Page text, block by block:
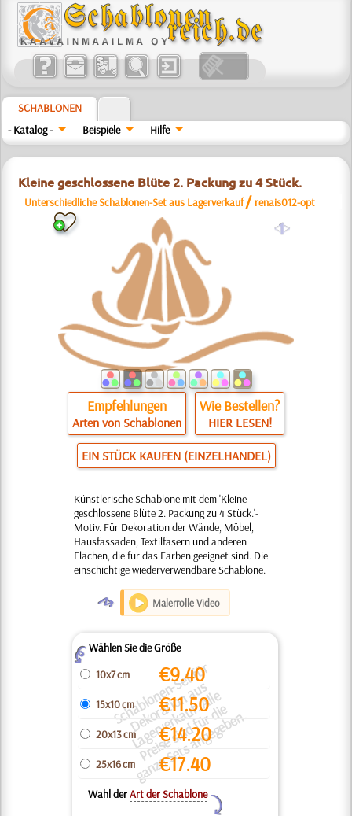
SCHABLONEN
- Katalog -
Beispiele Hilfe
Kleine geschlossene Blüte 2. Packung zu 4 Stück.
Unterschiedliche Schablonen-Set aus Lagerverkauf / renais012-opt
a
Empfehlungen
Arten von Schablonen
Wie Bestellen?
HIER LESEN!
EIN STÜCK KAUFEN (EINZELHANDEL)
Künstlerische Schablone mit dem 'Kleine
geschlossene Blüte 2. Packung zu 4 Stück.'-
Motiv. Für Dekoration der Wände, Möbel,
Hausfassaden, Textilfasern und anderen
Flächen, die für das Färben geeignet sind. Die
einschichtige wiederverwendbare Schablone.
O Malerrolle Video
ZWählen Sie die Größe
S
c
h
a
bl
o
n
e
n
-
S
e
t
f
ü
r
D
e
k
o
r
a
ti
o
n
a
u
s
L
a
g
e
r
v
e
r
k
a
u
f.
All
e
P
r
ei
s
e
si
n
d
f
ü
r
di
e
g
a
n
z
e
S
e
t
s
a
n
g
e
g
e
b
e
n.
10x7 cm €9.40
15x10 cm €11.50
20x13 cm €14.20
25x16 cm €17.40
Wahl derArt der Schablone
Y